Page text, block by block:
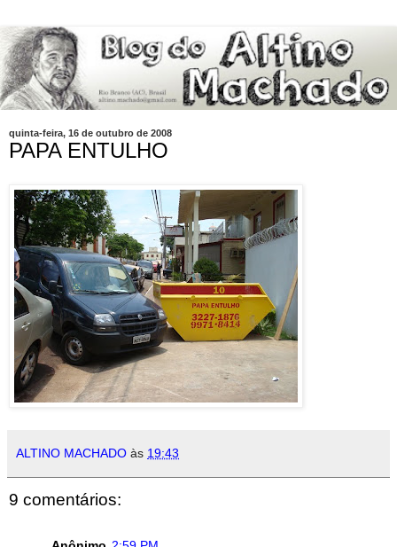
quinta-feira, 16 de outubro de 2008
PAPA ENTULHO
ALTINO MACHADO às 19:43
9 comentários: